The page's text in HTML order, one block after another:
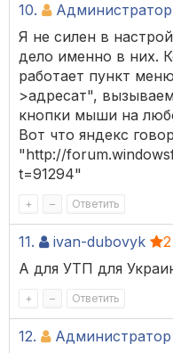
10.
Я не силен в
дело именно в них.
работает пункт
>адресат",
кнопки мыши на
Вот что яндекс
"http://
t=91294"
+ – Ответить
11. ivan-dubovyk 2
А для УТП для
+ – Ответить
12. Администратор